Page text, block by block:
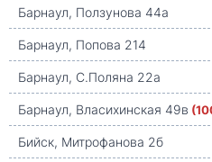
Барнаул, Ползунова 44а
Барнаул, Попова 214
Барнаул, С.Поляна 22а
Барнаул, Власихинская 49в
Бийск, Митрофанова 2б